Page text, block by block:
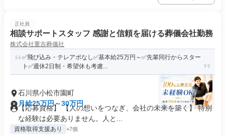
正社員
相談サポートスタッフ 感謝と信頼を届ける葬儀会社勤務
株式会社重吉葬儀社
✅飛び込み・テレアポなし✅基本給25万円～✅先輩同行からスター
ト✅週休2日制・希望休も考慮...
石川県小松市園町
月給25万円～30万円
【応募資格】 【人の想いをつなぎ、会社の未来を築く】 特別
な経験は必要ありません。人と...
資格取得支援あり +7個